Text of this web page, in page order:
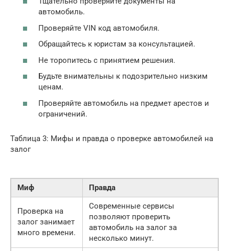
автомобиль.
Проверяйте VIN код автомобиля.
Обращайтесь к юристам за консультацией.
Не торопитесь с принятием решения.
Будьте внимательны к подозрительно низким
ценам.
Проверяйте автомобиль на предмет арестов и
ограничений.
Таблица 3: Мифы и правда о проверке автомобилей на
залог
Миф Правда
Проверка на
залог занимает
много времени.
Современные сервисы
позволяют проверить
автомобиль на залог за
несколько минут.